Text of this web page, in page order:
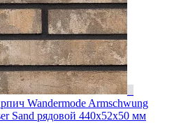
Wandermode Armschwung
Sand рядовой 440x52x50 мм